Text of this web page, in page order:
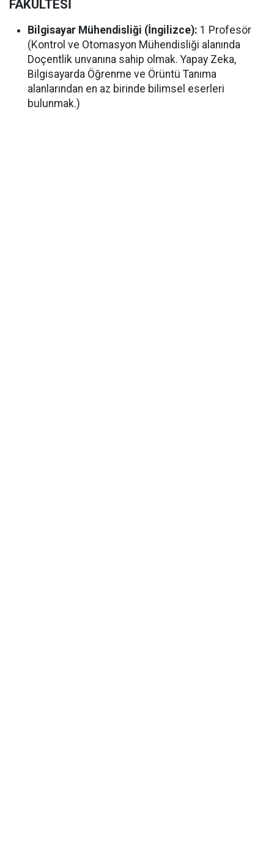
FAKÜLTESİ
Bilgisayar Mühendisliği (İngilizce): 1 Profesör
(Kontrol ve Otomasyon Mühendisliği alanında
Doçentlik unvanına sahip olmak. Yapay Zeka,
Bilgisayarda Öğrenme ve Örüntü Tanıma
alanlarından en az birinde bilimsel eserleri
bulunmak.)